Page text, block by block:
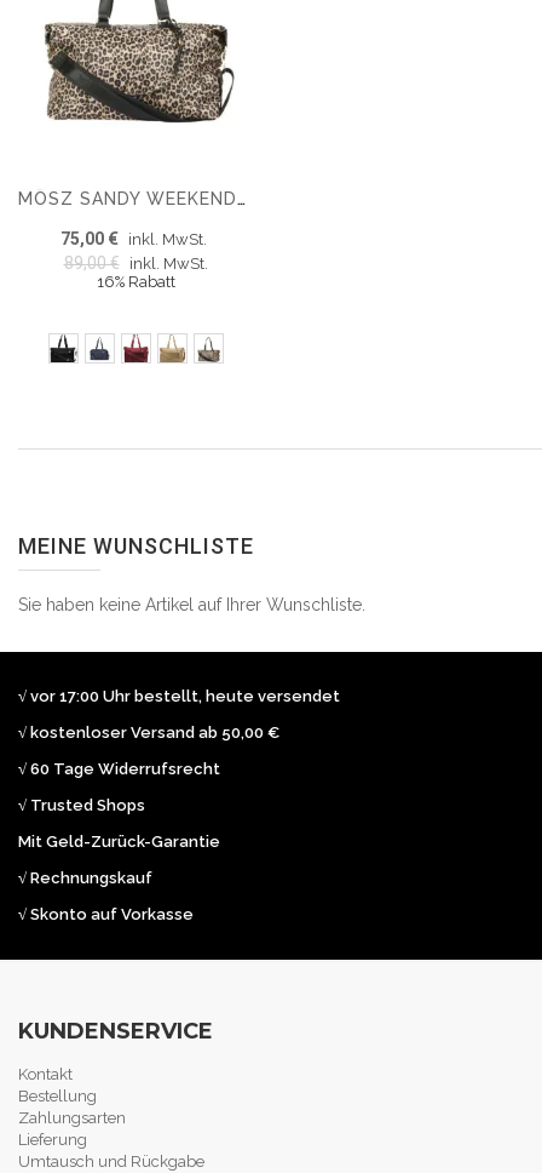
MŌSZ SANDY WEEKENDER
75,00 € inkl. MwSt.
89,00 €
inkl. MwSt.
16% Rabatt
MEINE WUNSCHLISTE
Sie haben keine Artikel auf Ihrer Wunschliste.
√ vor 17:00 Uhr bestellt, heute versendet
√ kostenloser Versand ab 50,00 €
√ 60 Tage Widerrufsrecht
√ Trusted Shops
Mit Geld-Zurück-Garantie
√ Rechnungskauf
√ Skonto auf Vorkasse
KUNDENSERVICE
Kontakt
Bestellung
Zahlungsarten
Lieferung
Umtausch und Rückgabe